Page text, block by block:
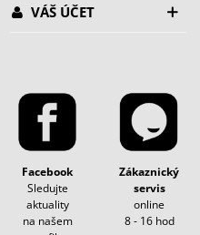
VÁŠ ÚČET
Facebook
Sledujte
aktuality
na našem
Zákaznický
servis
online
8 - 16 hod